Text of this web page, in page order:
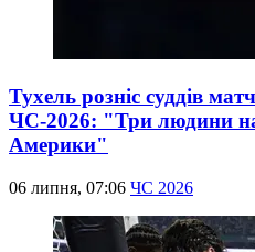
Тухель розніс суддів
ЧС-2026: "Три людини на
Америки"
06 липня, 07:06 ЧС 2026